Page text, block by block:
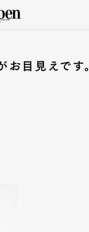
お目見えです。